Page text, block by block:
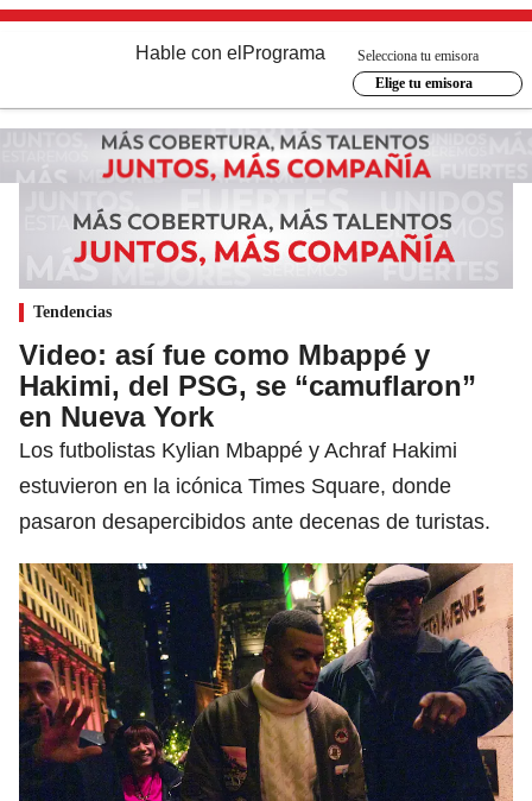
Hable con el Programa
Selecciona tu emisora
Elige tu emisora
Tendencias
Video: así fue como Mbappé y
Hakimi, del PSG, se “camuflaron”
en Nueva York
Los futbolistas Kylian Mbappé y Achraf Hakimi
estuvieron en la icónica Times Square, donde
pasaron desapercibidos ante decenas de turistas.